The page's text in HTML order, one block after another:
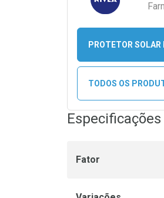
PROTETOR SOLAR
TODOS OS
Especificações
Fator